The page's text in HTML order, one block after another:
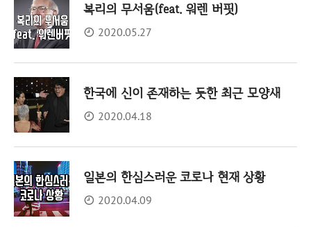
복리의 무서움(feat. 워렌 버핏)
2020.05.27
한국에 신이 존재하는 듯한 최근 모양새
2020.04.18
일본의 한심스러운 코로나 현재 상황
2020.04.09